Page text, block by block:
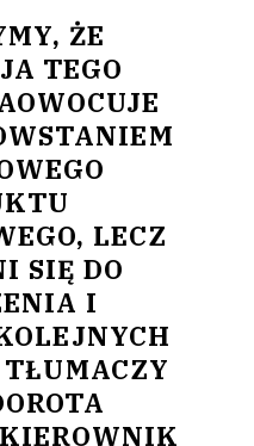
ŻE
TEGO
LECZ
SIĘ DO
I